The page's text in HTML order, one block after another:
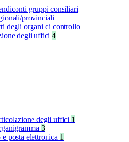
gruppi consiliari
provinciali
degli organi di controllo
degli uffici 4
degli uffici 1
3
e posta elettronica 1